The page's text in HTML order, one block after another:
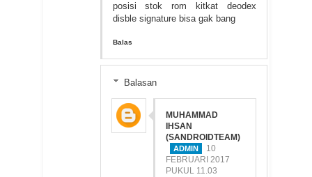
posisi stok rom kitkat deodex
disble signature bisa gak bang
Balas
Balasan
MUHAMMAD
IHSAN
(SANDROIDTEAM)
10
FEBRUARI 2017
PUKUL 11.03